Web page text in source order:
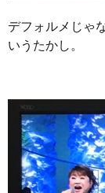
デフォルメじゃ
いうたかし。